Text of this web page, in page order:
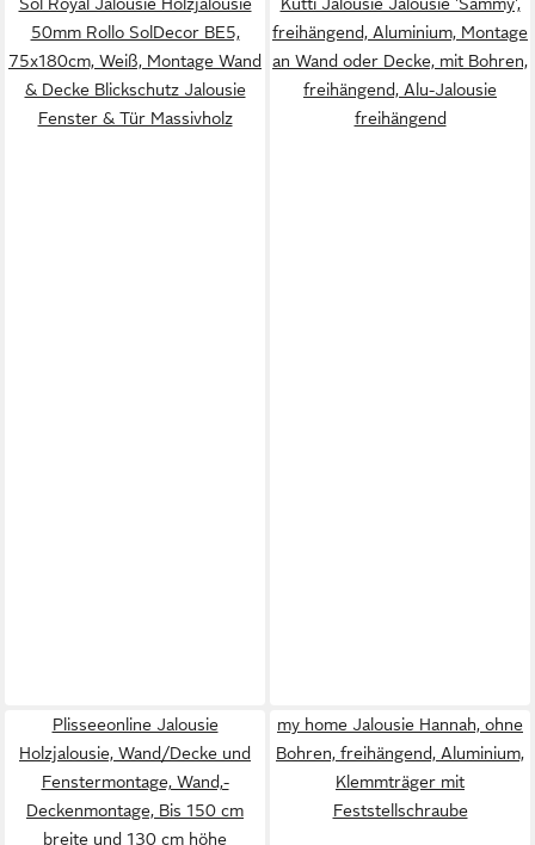
50mm Rollo SolDecor BE5,
75x180cm, Weiß, Montage Wand
& Decke Blickschutz Jalousie
Fenster & Tür Massivholz
freihängend, Aluminium, Montage
an Wand oder Decke, mit Bohren,
freihängend, Alu-Jalousie
freihängend
Plisseeonline Jalousie
Holzjalousie, Wand/Decke und
Fenstermontage, Wand,-
Deckenmontage, Bis 150 cm
breite und 130 cm höhe
my home Jalousie Hannah, ohne
Bohren, freihängend, Aluminium,
Klemmträger mit
Feststellschraube